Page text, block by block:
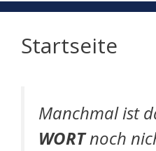
Startseite
Manchmal ist
WORTnoch